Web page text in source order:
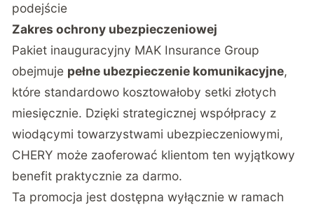
podejście
Zakres ochrony ubezpieczeniowej
Pakiet inauguracyjny MAK Insurance Group
obejmuje pełne ubezpieczenie komunikacyjne,
które standardowo kosztowałoby setki złotych
miesięcznie. Dzięki strategicznej współpracy z
wiodącymi towarzystwami ubezpieczeniowymi,
CHERY może zaoferować klientom ten wyjątkowy
benefit praktycznie za darmo.
Ta promocja jest dostępna wyłącznie w ramach